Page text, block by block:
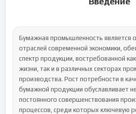
Бумажная промышленность является
отраслей современной экономики,
спектр продукции, востребованной
жизни, так и в различных секторах
производства. Рост потребности в
бумажной продукции обуславливает
постоянного совершенствования
процессов, среди которых ключевую